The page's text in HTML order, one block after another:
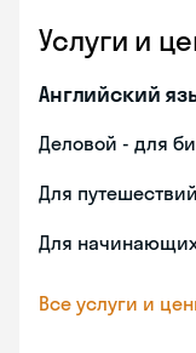
Услуги и
Английский
Деловой - для
Для путешествий
Для
Все услуги и